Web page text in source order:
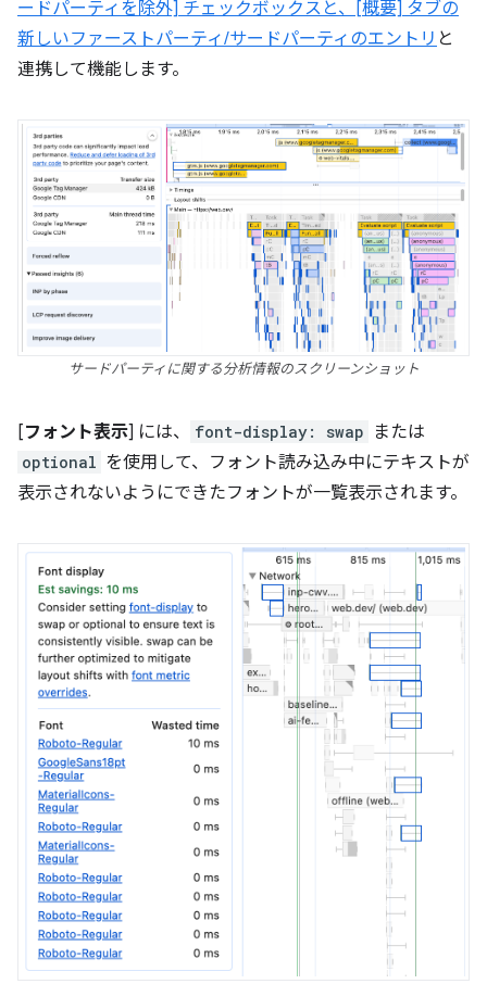
ードパーティを除外] チェックボックスと、[概要] タブの
新しいファーストパーティ/サードパーティのエントリ と
連携して機能します。
サードパーティに関する分析情報のスクリーンショット
[フォント表示] には、 font-display: swap または
optional を使用して、フォント読み込み中にテキストが
表示されないようにできたフォントが一覧表示されます。